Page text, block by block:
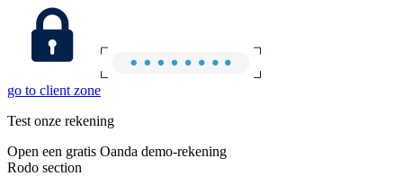
go to client zone
Test onze rekening
Open een gratis Oanda demo-rekening
Rodo section